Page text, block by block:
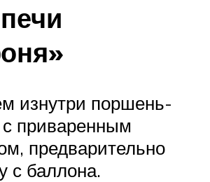
изнутри поршень-
с приваренным
предварительно
с баллона.